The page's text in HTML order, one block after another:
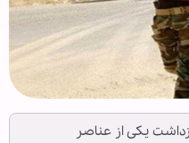
یکی از عناصر